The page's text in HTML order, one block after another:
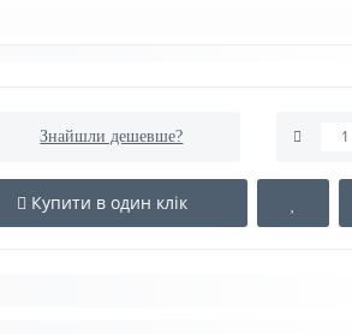
Знайшли дешевше?
Купити в один клік